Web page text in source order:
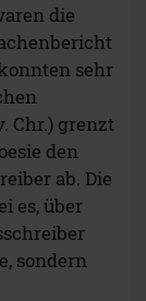
die
sehr
Chr.) grenzt
den
ab. Die
es, über
sondern